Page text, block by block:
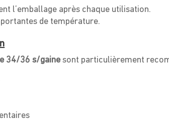
l’emballage après chaque utilisation.
de température.
34/36 s/gainesont particulièrement